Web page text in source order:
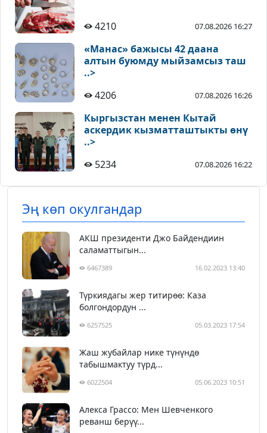
4210 07.08.2026 16:27
«Манас» бажысы 42 даана
алтын буюмду мыйзамсыз таш
..>
4206
07.08.2026 16:26
Кыргызстан менен Кытай
аскердик кызматташтыкты өнү
..>
5234
07.08.2026 16:22
Эң көп окулгандар
АКШ президенти Джо Байдендиин
саламаттыгын...
6467389 16.02.2023 13:40
Түркиядагы жер титирөө: Каза
болгондордун ...
6257525 05.03.2023 17:54
Жаш жубайлар нике түнүндө
табышмактуу түрд...
6022504 05.06.2023 10:51
Алекса Грассо: Мен Шевченкого
реванш берүү...